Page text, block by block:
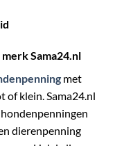
Sama24.nl
met
of klein. Sama24.nl
dierenpenning